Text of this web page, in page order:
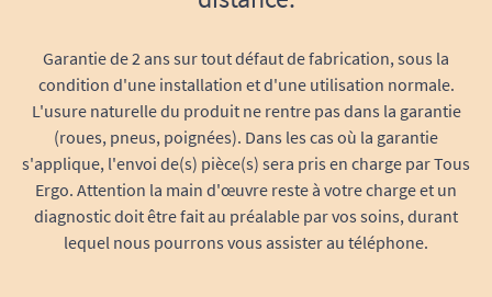
Garantie de 2 ans sur tout défaut de fabrication, sous la
condition d'une installation et d'une utilisation normale.
L'usure naturelle du produit ne rentre pas dans la garantie
(roues, pneus, poignées). Dans les cas où la garantie
s'applique, l'envoi de(s) pièce(s) sera pris en charge par Tous
Ergo. Attention la main d'œuvre reste à votre charge et un
diagnostic doit être fait au préalable par vos soins, durant
lequel nous pourrons vous assister au téléphone.